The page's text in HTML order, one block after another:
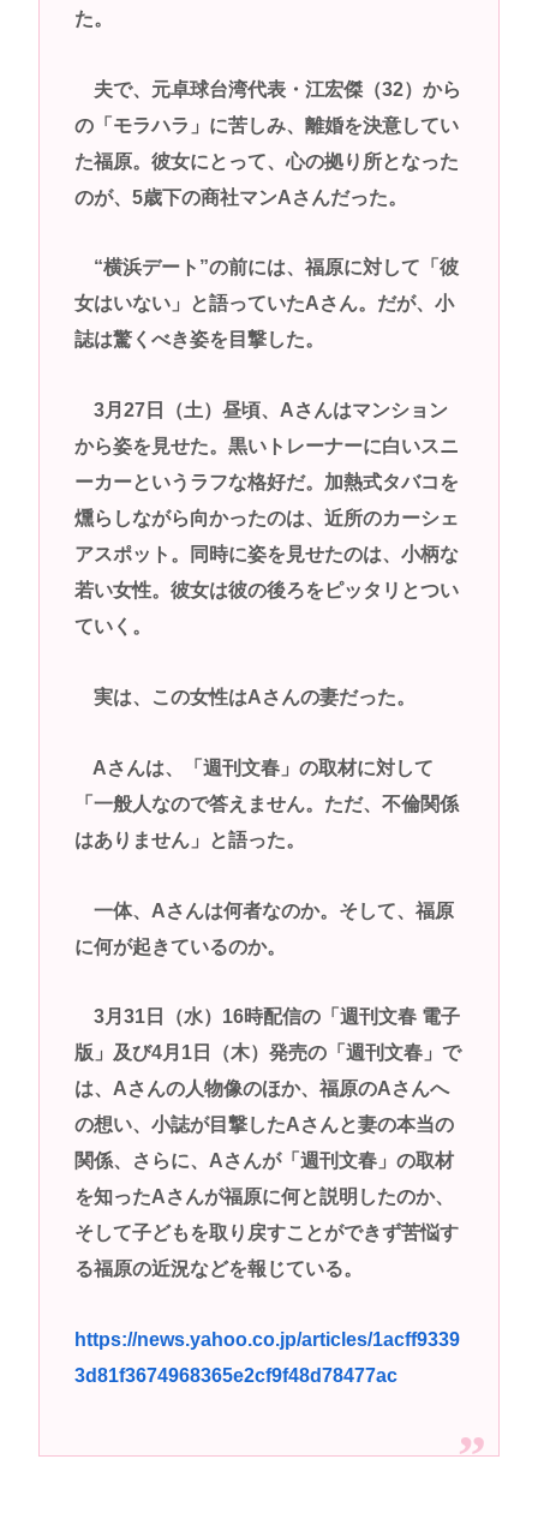
た。
夫で、元卓球台湾代表・江宏傑（32）から
の「モラハラ」に苦しみ、離婚を決意してい
た福原。彼女にとって、心の拠り所となった
のが、5歳下の商社マンAさんだった。
“横浜デート”の前には、福原に対して「彼
女はいない」と語っていたAさん。だが、小
誌は驚くべき姿を目撃した。
3月27日（土）昼頃、Aさんはマンション
から姿を見せた。黒いトレーナーに白いスニ
ーカーというラフな格好だ。加熱式タバコを
燻らしながら向かったのは、近所のカーシェ
アスポット。同時に姿を見せたのは、小柄な
若い女性。彼女は彼の後ろをピッタリとつい
ていく。
実は、この女性はAさんの妻だった。
Aさんは、「週刊文春」の取材に対して
「一般人なので答えません。ただ、不倫関係
はありません」と語った。
一体、Aさんは何者なのか。そして、福原
に何が起きているのか。
3月31日（水）16時配信の「週刊文春 電子
版」及び4月1日（木）発売の「週刊文春」で
は、Aさんの人物像のほか、福原のAさんへ
の想い、小誌が目撃したAさんと妻の本当の
関係、さらに、Aさんが「週刊文春」の取材
を知ったAさんが福原に何と説明したのか、
そして子どもを取り戻すことができず苦悩す
る福原の近況などを報じている。
https://news.yahoo.co.jp/articles/1acff9339
3d81f3674968365e2cf9f48d78477ac